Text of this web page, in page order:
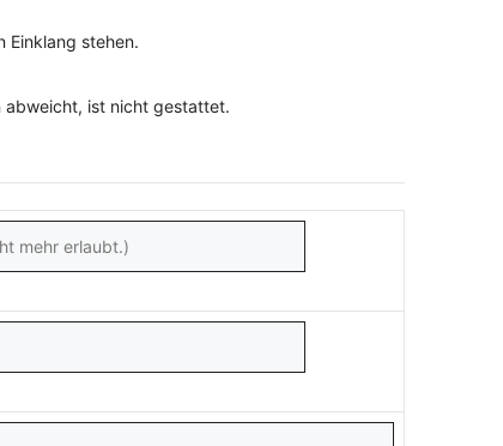
Einklang stehen.
abweicht, ist nicht gestattet.